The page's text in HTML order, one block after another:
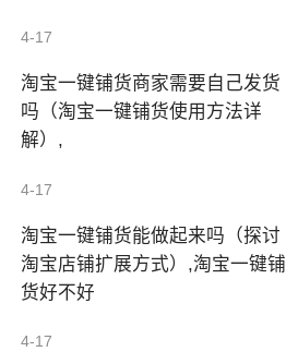
4-17
淘宝一键铺货商家需要自己发货
吗（淘宝一键铺货使用方法详
解）,
4-17
淘宝一键铺货能做起来吗（探讨
淘宝店铺扩展方式）,淘宝一键铺
货好不好
4-17